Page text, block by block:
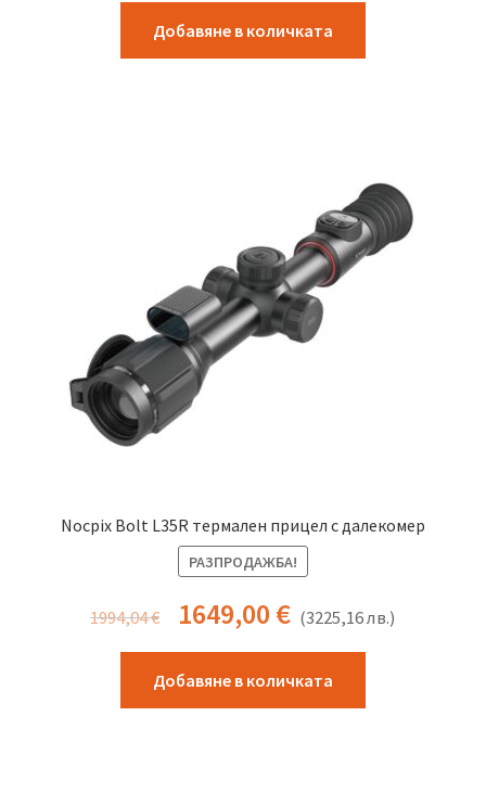
Добавяне в количката
Nocpix Bolt L35R термален прицел с далекомер
РАЗПРОДАЖБА!
1994,04€ 1649,00 € (3225,16лв.)
Добавяне в количката